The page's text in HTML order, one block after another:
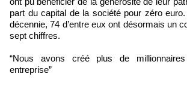
part du capital de la société pour zéro euro.
décennie, 74 d’entre eux ont désormais un
sept chiffres.
“Nous avons créé plus de
entreprise”